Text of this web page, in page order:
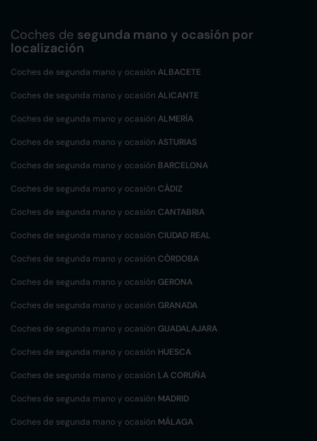
Coches de segunda mano y ocasión por
localización
Coches de segunda mano y ocasión ALBACETE
Coches de segunda mano y ocasión ALICANTE
Coches de segunda mano y ocasión ALMERÍA
Coches de segunda mano y ocasión ASTURIAS
Coches de segunda mano y ocasión BARCELONA
Coches de segunda mano y ocasión CÁDIZ
Coches de segunda mano y ocasión CANTABRIA
Coches de segunda mano y ocasión CIUDAD REAL
Coches de segunda mano y ocasión CÓRDOBA
Coches de segunda mano y ocasión GERONA
Coches de segunda mano y ocasión GRANADA
Coches de segunda mano y ocasión GUADALAJARA
Coches de segunda mano y ocasión HUESCA
Coches de segunda mano y ocasión LA CORUÑA
Coches de segunda mano y ocasión MADRID
Coches de segunda mano y ocasión MÁLAGA